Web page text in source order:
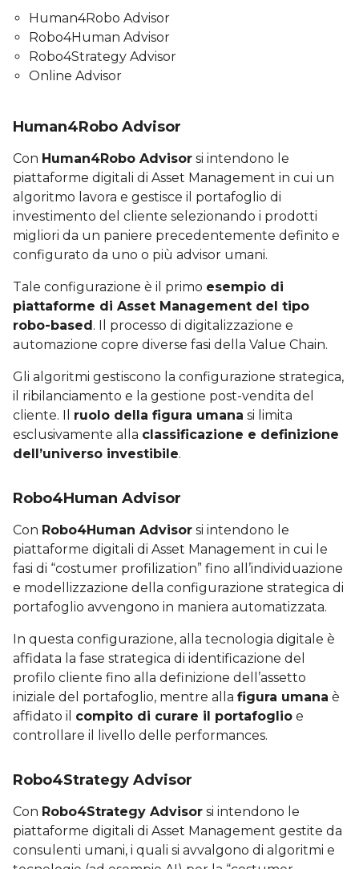
Human4Robo Advisor
Robo4Human Advisor
Robo4Strategy Advisor
Online Advisor
Human4Robo Advisor
Con Human4Robo Advisor si intendono le
piattaforme digitali di Asset Management in cui un
algoritmo lavora e gestisce il portafoglio di
investimento del cliente selezionando i prodotti
migliori da un paniere precedentemente definito e
configurato da uno o più advisor umani.
Tale configurazione è il primo esempio di
piattaforme di Asset Management del tipo
robo-based. Il processo di digitalizzazione e
automazione copre diverse fasi della Value Chain.
Gli algoritmi gestiscono la configurazione strategica,
il ribilanciamento e la gestione post-vendita del
cliente. Il ruolo della figura umana si limita
esclusivamente alla classificazione e definizione
dell’universo investibile.
Robo4Human Advisor
Con Robo4Human Advisor si intendono le
piattaforme digitali di Asset Management in cui le
fasi di “costumer profilization” fino all’individuazione
e modellizzazione della configurazione strategica di
portafoglio avvengono in maniera automatizzata.
In questa configurazione, alla tecnologia digitale è
affidata la fase strategica di identificazione del
profilo cliente fino alla definizione dell’assetto
iniziale del portafoglio, mentre alla figura umana è
affidato il compito di curare il portafoglio e
controllare il livello delle performances.
Robo4Strategy Advisor
Con Robo4Strategy Advisor si intendono le
piattaforme digitali di Asset Management gestite da
consulenti umani, i quali si avvalgono di algoritmi e